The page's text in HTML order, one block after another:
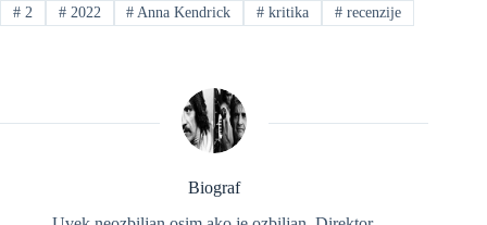
#2 #2022 # Anna Kendrick # kritika # recenzije
Biograf